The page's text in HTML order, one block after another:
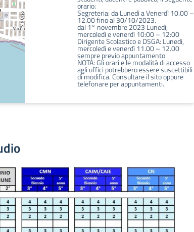
orario:
Segreteria: da Lunedì a Venerdì 10.00 –
12.00 fino al 30/10/2023.
dal 1° novembre 2023 Lunedì,
mercoledì e venerdì 10:00 – 12:00
Dirigente Scolastico e DSGA: Lunedì,
mercoledì e venerdì 11.00 – 12.00
sempre previo appuntamento
NOTA: Gli orari e le modalità di accesso
agli uffici potrebbero essere suscettibili
di modifica. Consultare il sito oppure
telefonare per appuntamenti.